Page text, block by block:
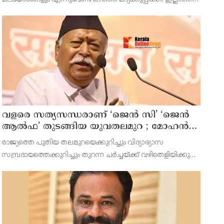
നിര്‍ത്തിയത് എന്തിന്? സര്‍ക്കാരിന്റേത്
തലതിരിഞ്ഞ തീരുമാനമോ?
വളരെ സത്യസന്ധരാണ് ‘ജെൻ സി’ ‘ജെൻ
ആൽഫ’ തുടങ്ങിയ യുവതലമുറ ; മോഹൻ
ഭാഗവത്
രാജ്യത്തെ പുതിയ തലമുറയെക്കുറിച്ചും വിദ്യാഭ്യാസ
സമ്പ്രദായത്തെക്കുറിച്ചും തുറന്ന ചർച്ചയ്ക്ക് വഴിതെളിയിക്കുന്ന
മോഹൻ ഭാഗവത് രംഗത്ത്. നിലവിലെ തലമുറയെക്കാൾ വളരെ